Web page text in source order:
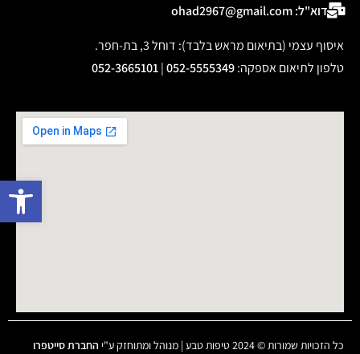
דוא"ל: ohad2967@gmail.com
איסוף עצמי (בתיאום מראש בלבד): דוחל 3, בת-חפר.
טלפון לתיאום אספקה:
052-5555349
|
052-3665101
כל הזכויות שמורות © 2024 טיפות טבע | מנוהל ומתוחזק ע"י החברת סייטפרו